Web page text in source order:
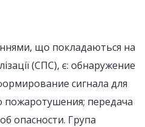
що покладаються на
(СПС), є: обнаружение
сигнала для
пожаротушения; передача
опасности. Група